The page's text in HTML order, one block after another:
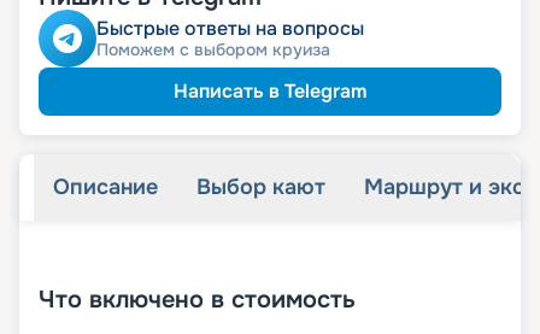
Быстрые ответы на вопросы
Поможем с выбором круиза
Написать в Telegram
Описание Выбор кают Маршрут и
Что включено в стоимость